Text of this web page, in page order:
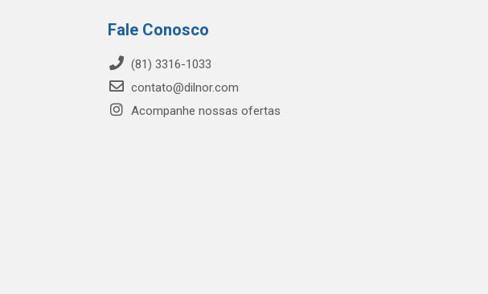
Fale Conosco
(81) 3316-1033
contato@dilnor.com
Acompanhe nossas ofertas